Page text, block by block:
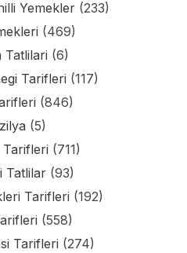
Yemekler (233)
(469)
Tatlilari (6)
Tarifleri (117)
(846)
(5)
Tarifleri (711)
Tatlilar(93)
Tarifleri (192)
(558)
Tarifleri (274)